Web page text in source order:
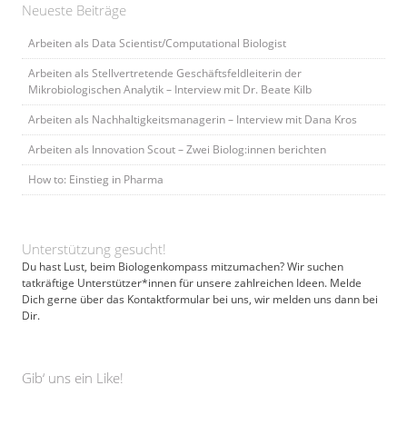
Neueste Beiträge
Arbeiten als Data Scientist/Computational Biologist
Arbeiten als Stellvertretende Geschäftsfeldleiterin der
Mikrobiologischen Analytik – Interview mit Dr. Beate Kilb
Arbeiten als Nachhaltigkeitsmanagerin – Interview mit Dana Kros
Arbeiten als Innovation Scout – Zwei Biolog:innen berichten
How to: Einstieg in Pharma
Unterstützung gesucht!
Du hast Lust, beim Biologenkompass mitzumachen? Wir suchen
tatkräftige Unterstützer*innen für unsere zahlreichen Ideen. Melde
Dich gerne über das Kontaktformular bei uns, wir melden uns dann bei
Dir.
Gib‘ uns ein Like!